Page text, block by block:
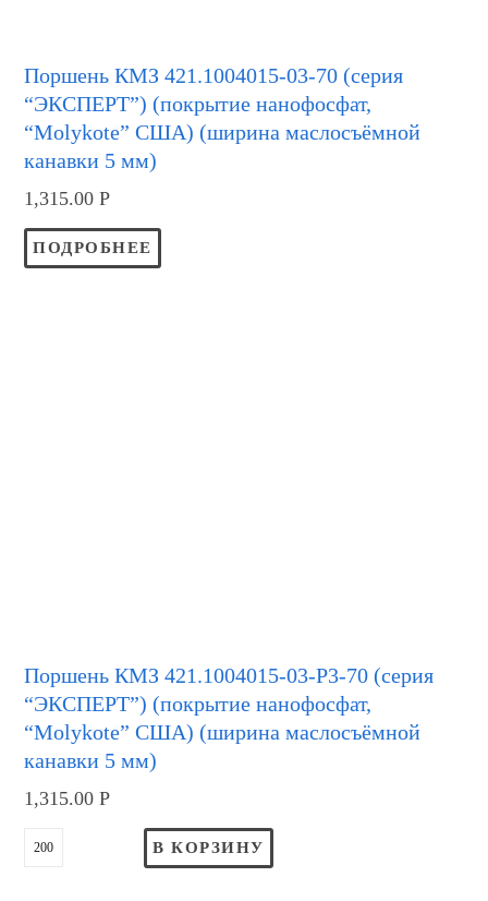
Поршень КМЗ 421.1004015-03-70 (серия
“ЭКСПЕРТ”) (покрытие нанофосфат,
“Molykote” США) (ширина маслосъёмной
канавки 5 мм)
1,315.00Р
ПОДРОБНЕЕ
Поршень КМЗ 421.1004015-03-Р3-70 (серия
“ЭКСПЕРТ”) (покрытие нанофосфат,
“Molykote” США) (ширина маслосъёмной
канавки 5 мм)
1,315.00Р
В КОРЗИНУ